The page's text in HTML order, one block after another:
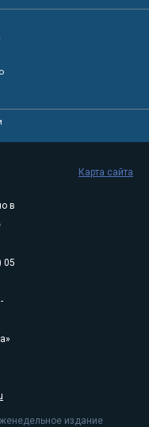
в
05
издание
Карта сайта